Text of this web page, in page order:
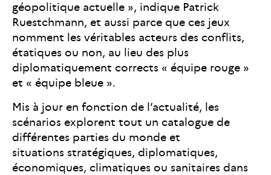
géopolitique actuelle », indique Patrick
Ruestchmann, et aussi parce que ces jeux
nomment les véritables acteurs des conflits,
étatiques ou non, au lieu des plus
diplomatiquement corrects « équipe rouge »
et « équipe bleue ».
Mis à jour en fonction de l’actualité, les
scénarios explorent tout un catalogue de
différentes parties du monde et
situations stratégiques, diplomatiques,
économiques, climatiques ou sanitaires dans